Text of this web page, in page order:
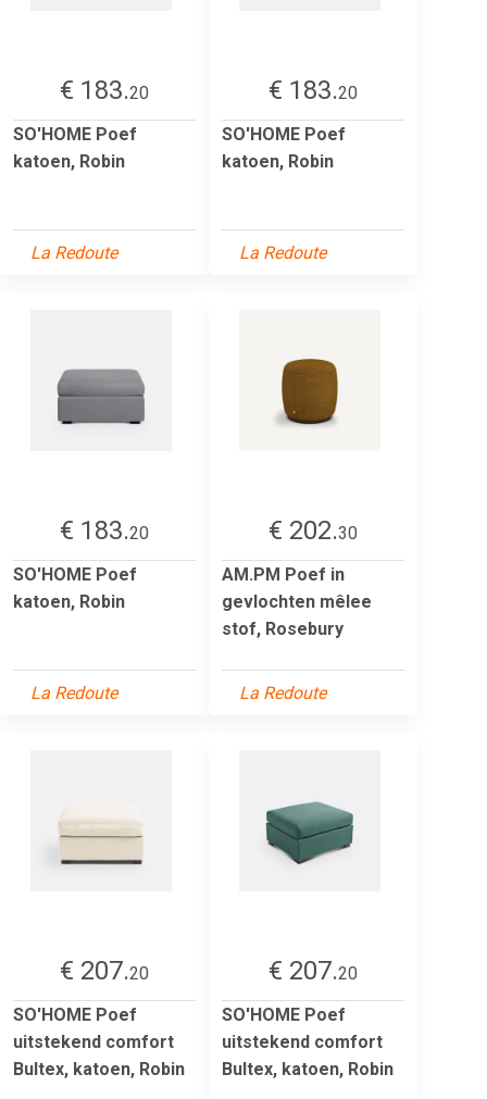
€ 183.20
SO'HOME Poef
katoen, Robin
La Redoute
€ 183.20
SO'HOME Poef
katoen, Robin
La Redoute
€ 183.20
SO'HOME Poef
katoen, Robin
La Redoute
€ 202.30
AM.PM Poef in
gevlochten mêlee
stof, Rosebury
La Redoute
€ 207.20
SO'HOME Poef
uitstekend comfort
Bultex, katoen, Robin
€ 207.20
SO'HOME Poef
uitstekend comfort
Bultex, katoen, Robin